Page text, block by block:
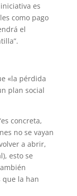
es
como pago
el
«la pérdida
plan social
concreta,
no se vayan
a abrir,
esto se
que la han